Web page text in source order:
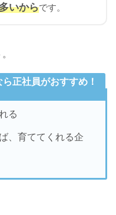
いからです。
正社員がおすすめ！
る
、育ててくれる企